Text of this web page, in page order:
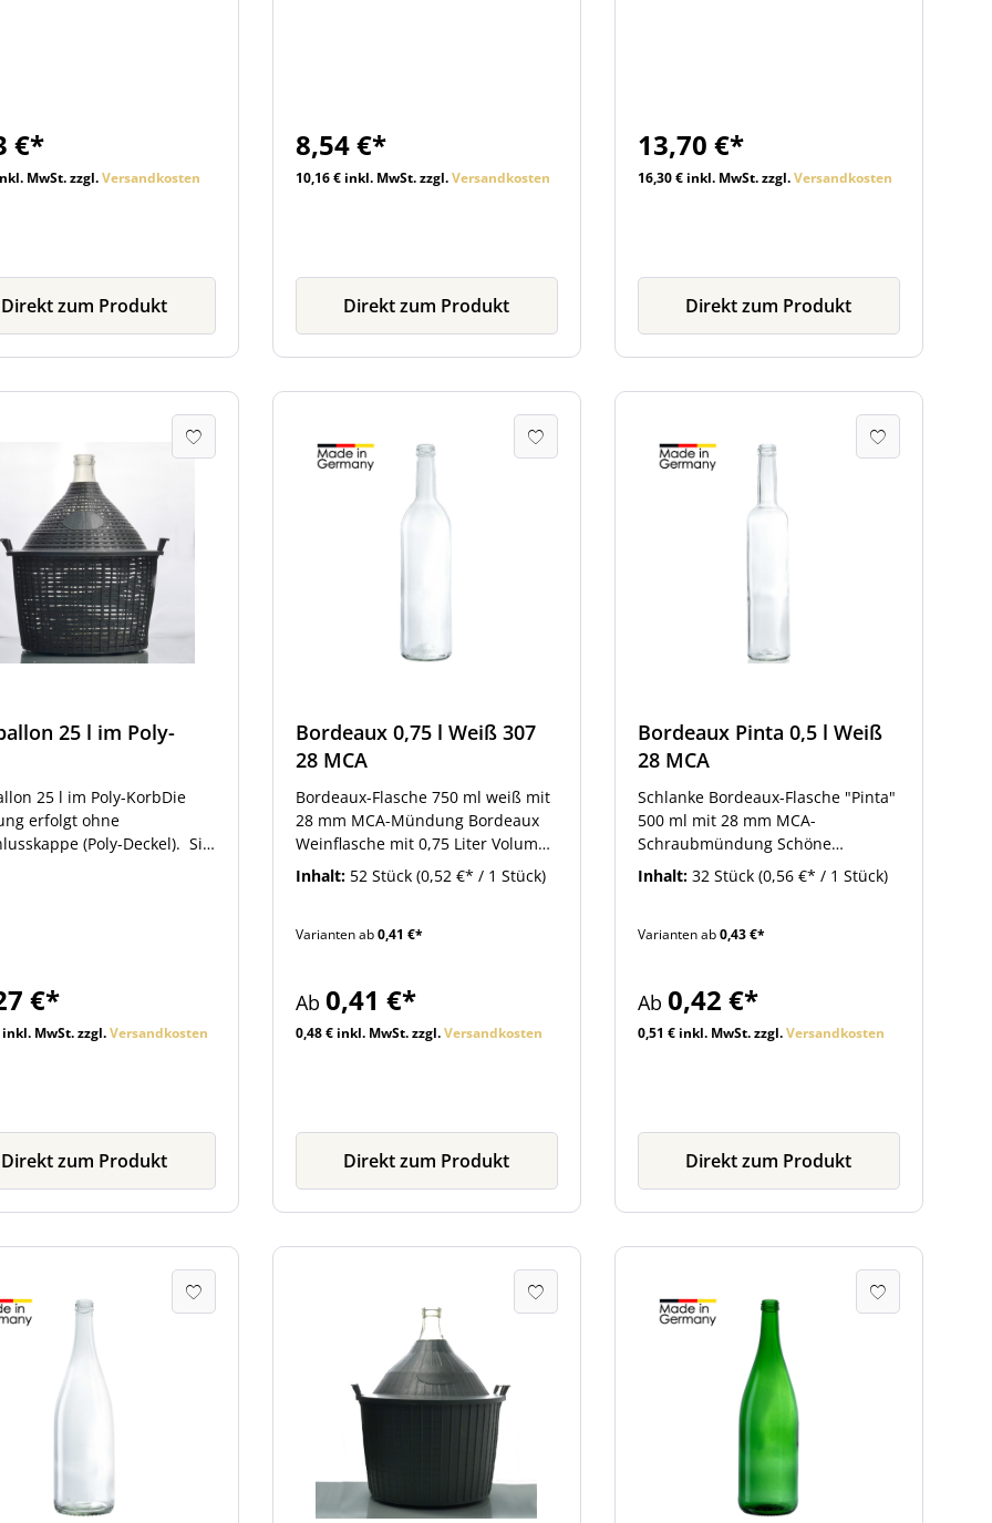
der Öffnung
4,4 cm.
€*
MwSt. zzgl.Versandkosten
Direkt zum Produkt
Außendurchmesser der Öffnung
beträgt 5,7 cm
8,54 €*
10,16 € inkl. MwSt. zzgl.Versandkosten
Direkt zum Produkt
13,70 €*
16,30 € inkl. MwSt. zzgl.Versandkosten
Direkt zum Produkt
25 l im Poly-
25 l im Poly-KorbDie
erfolgt ohne
(Poly-Deckel). Sie
der Öffnung
5,7 cm
€*
inkl. MwSt. zzgl.Versandkosten
Direkt zum Produkt
Bordeaux 0,75 l Weiß 307
28 MCA
Bordeaux-Flasche 750 ml weiß mit
28 mm MCA-Mündung Bordeaux
Weinflasche mit 0,75 Liter Volumen
in Klarglas. Die Flasche ist mit
einer 28 mm MCA-
ausgestattet.Weiter unten im
weiter nützliche Artikel.
Inhalt: 52 Stück (0,52 €* / 1 Stück)
Varianten ab0,41 €*
Ab 0,41 €*
0,48 € inkl. MwSt. zzgl.Versandkosten
Direkt zum Produkt
Bordeaux Pinta 0,5 l Weiß
28 MCA
Schlanke Bordeaux-Flasche "Pinta"
500 ml mit 28 mm MCA-
Schraubmündung Schöne
klassische Weinflasche 0,5 Liter.
Die passenden Verschraubungen
finden Sie weiter unten im
Inhalt: 32 Stück (0,56 €* / 1 Stück)
Varianten ab0,43 €*
Ab 0,42 €*
0,51 € inkl. MwSt. zzgl.Versandkosten
Direkt zum Produkt